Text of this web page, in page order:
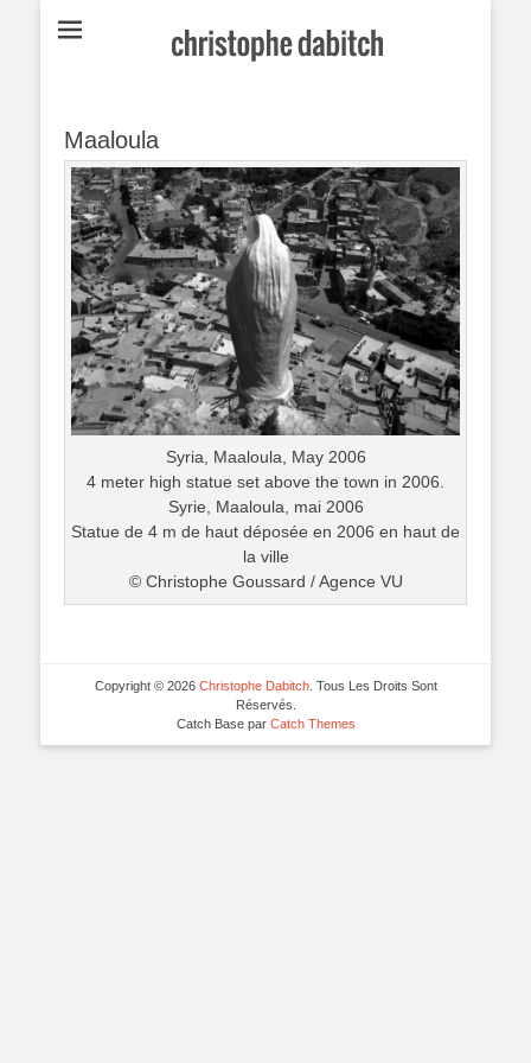
Christophe
Écrivain et scénariste français né à Bordeaux en 1968.
Maaloula
Syria, Maaloula, May 2006
4 meter high statue set above the town in 2006.
Syrie, Maaloula, mai 2006
Statue de 4 m de haut déposée en 2006 en haut de
la ville
© Christophe Goussard / Agence VU
Copyright © 2026 Christophe Dabitch. Tous Les Droits Sont
Réservés.
Catch Base par Catch Themes